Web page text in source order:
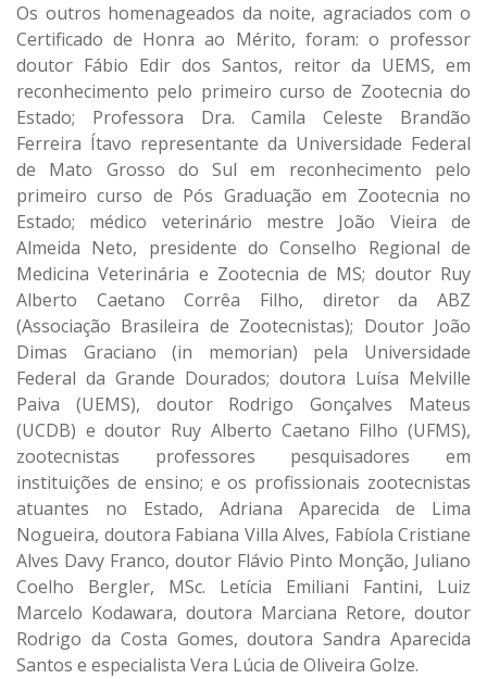
Os outros homenageados da noite, agraciados com o
Certificado de Honra ao Mérito, foram: o professor
doutor Fábio Edir dos Santos, reitor da UEMS, em
reconhecimento pelo primeiro curso de Zootecnia do
Estado; Professora Dra. Camila Celeste Brandão
Ferreira Ítavo representante da Universidade Federal
de Mato Grosso do Sul em reconhecimento pelo
primeiro curso de Pós Graduação em Zootecnia no
Estado; médico veterinário mestre João Vieira de
Almeida Neto, presidente do Conselho Regional de
Medicina Veterinária e Zootecnia de MS; doutor Ruy
Alberto Caetano Corrêa Filho, diretor da ABZ
(Associação Brasileira de Zootecnistas); Doutor João
Dimas Graciano (in memorian) pela Universidade
Federal da Grande Dourados; doutora Luísa Melville
Paiva (UEMS), doutor Rodrigo Gonçalves Mateus
(UCDB) e doutor Ruy Alberto Caetano Filho (UFMS),
zootecnistas professores pesquisadores em
instituições de ensino; e os profissionais zootecnistas
atuantes no Estado, Adriana Aparecida de Lima
Nogueira, doutora Fabiana Villa Alves, Fabíola Cristiane
Alves Davy Franco, doutor Flávio Pinto Monção, Juliano
Coelho Bergler, MSc. Letícia Emiliani Fantini, Luiz
Marcelo Kodawara, doutora Marciana Retore, doutor
Rodrigo da Costa Gomes, doutora Sandra Aparecida
Santos e especialista Vera Lúcia de Oliveira Golze.